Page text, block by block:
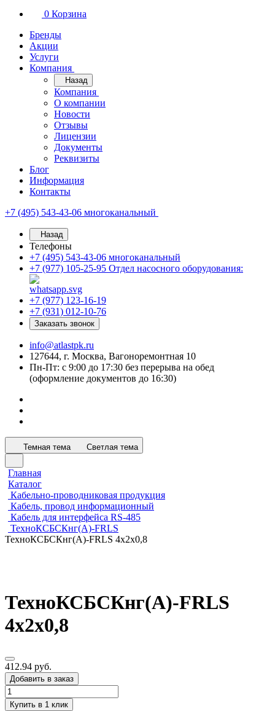
0 Корзина
Бренды
Акции
Услуги
Компания
Назад
Компания
О компании
Новости
Отзывы
Лицензии
Документы
Реквизиты
Блог
Информация
Контакты
+7 (495) 543-43-06 многоканальный
Назад
Телефоны
+7 (495) 543-43-06 многоканальный
+7 (977) 105-25-95 Отдел насосного оборудования:
+7 (977) 123-16-19
+7 (931) 012-10-76
Заказать звонок
info@atlastpk.ru
127644, г. Москва, Вагоноремонтная 10
Пн-Пт: с 9:00 до 17:30 без перерыва на обед
(оформление документов до 16:30)
Темная тема Светлая тема
Главная
Каталог
Кабельно-проводниковая продукция
Кабель, провод информационный
Кабель для интерфейса RS-485
ТехноКСБСКнг(А)-FRLS
ТехноКСБСКнг(А)-FRLS 4х2х0,8
ТехноКСБСКнг(А)-FRLS
4х2х0,8
412.94 руб.
Добавить в заказ
Купить в 1 клик